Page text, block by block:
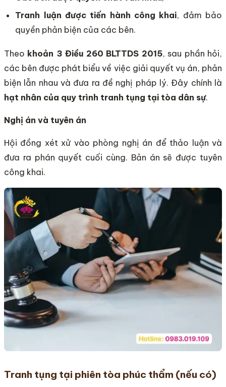
Tranh luận được tiến hành công khai, đảm bảo
quyền phản biện của các bên.
Theo khoản 3 Điều 260 BLTTDS 2015, sau phần hỏi,
các bên được phát biểu về việc giải quyết vụ án, phản
biện lẫn nhau và đưa ra đề nghị pháp lý. Đây chính là
hạt nhân của quy trình tranh tụng tại tòa dân sự.
Nghị án và tuyên án
Hội đồng xét xử vào phòng nghị án để thảo luận và
đưa ra phán quyết cuối cùng. Bản án sẽ được tuyên
công khai.
Tranh tụng tại phiên tòa phúc thẩm (nếu có)